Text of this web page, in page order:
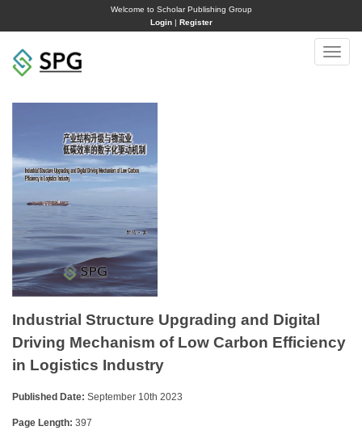
Welcome to Scholar Publishing Group
Login| Register
Toggle
Industrial Structure Upgrading and Digital
Driving Mechanism of Low Carbon Efficiency
in Logistics Industry
Published Date: September 10th 2023
Page Length: 397